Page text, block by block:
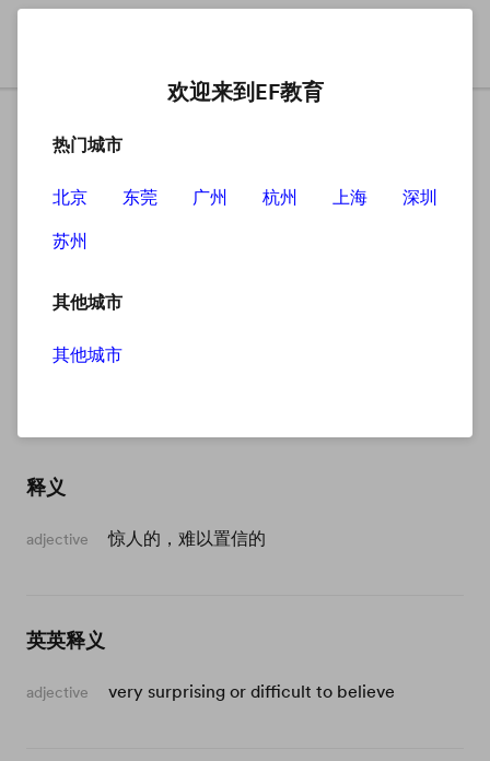
unbelievable
释义
adjective 惊人的，难以置信的
英英释义
adjective very surprising or difficult to believe
欢迎来到EF教育
热门城市
北京 东莞 广州 杭州 上海
深圳
苏州
其他城市
其他城市